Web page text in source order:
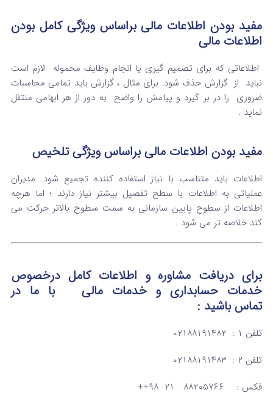
مفید بودن اطلاعات مالی براساس ویژگی کامل بودن
اطلاعات مالی
اطلاعاتی که برای تصمیم گیری یا انجام وظایف محموله لازم است
نباید از گزارش حذف شود. برای مثال ، گزارش باید تمامی محاسبات
ضروری را در بر گیرد و پیامش را واضح به دور از هر ابهامی منتقل
نماید .
مفید بودن اطلاعات مالی براساس ویژگی تلخیص
اطلاعات باید متناسب با نیاز استفاده کننده تجمیع شود. مدیران
عملیاتی به اطلاعات با سطح تفصیل بیشتر نیاز دارند ؛ اما هرچه
اطلاعات از سطوح پایین سازمانی به سمت سطوح بالاتر حرکت می
کند خلاصه تر می شود .
برای دریافت مشاوره و اطلاعات کامل درخصوص
خدمات حسابداری و خدمات مالی
با ما در
تماسباشید :
تلفن ۱ : ۰۲۱۸۸۱۹۱۴۸۲
تلفن ۲ : ۰۲۱۸۸۱۹۱۴۸۳
فکس : ۸۸۲۰۵۷۶۶ ۲۱ ۹۸++